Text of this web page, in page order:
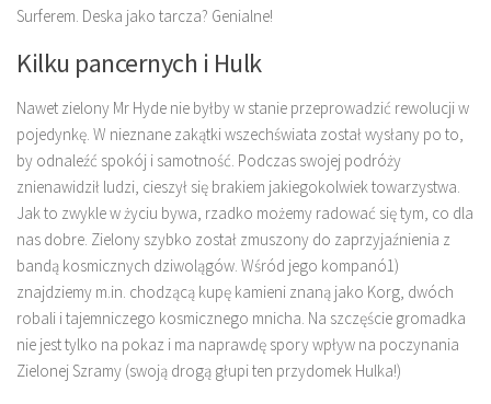
Surferem. Deska jako tarcza? Genialne!
Kilku pancernych i Hulk
Nawet zielony Mr Hyde nie byłby w stanie przeprowadzić rewolucji w
pojedynkę. W nieznane zakątki wszechświata został wysłany po to,
by odnaleźć spokój i samotność. Podczas swojej podróży
znienawidził ludzi, cieszył się brakiem jakiegokolwiek towarzystwa.
Jak to zwykle w życiu bywa, rzadko możemy radować się tym, co dla
nas dobre. Zielony szybko został zmuszony do zaprzyjaźnienia z
bandą kosmicznych dziwolągów. Wśród jego kompanó1)
znajdziemy m.in. chodzącą kupę kamieni znaną jako Korg, dwóch
robali i tajemniczego kosmicznego mnicha. Na szczęście gromadka
nie jest tylko na pokaz i ma naprawdę spory wpływ na poczynania
Zielonej Szramy (swoją drogą głupi ten przydomek Hulka!)